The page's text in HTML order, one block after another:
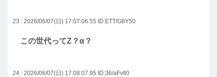
23 : 2026/06/07(日) 17:07:06.55 ID:ETT/G8Y50
この世代ってZ？α？
24 : 2026/06/07(日) 17:08:07.95 ID:36/aFvIl0